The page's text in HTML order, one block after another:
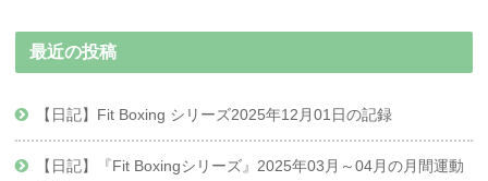
最近の投稿
【日記】Fit Boxing シリーズ2025年12月01日の記録
【日記】『Fit Boxingシリーズ』2025年03月～04月の月間運動